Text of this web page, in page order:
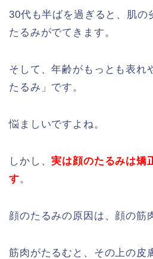
30代も半ばを過ぎると、肌の
たるみがでてきます。
そして、年齢がもっとも表れ
たるみ」です。
悩ましいですよね。
しかし、実は顔のたるみは矯
す。
顔のたるみの原因は、顔の筋
筋肉がたるむと、その上の皮